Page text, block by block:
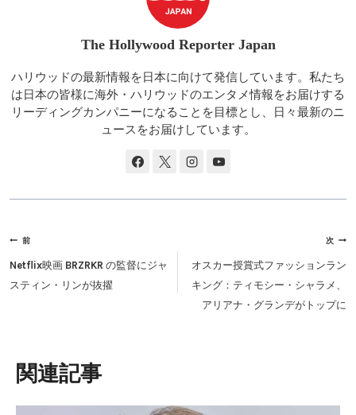
The Hollywood Reporter Japan
ハリウッドの最新情報を日本に向けて発信しています。私たち
は日本の皆様に海外・ハリウッドのエンタメ情報をお届けする
リーディングカンパニーになることを目標とし、日々最新のニ
ュースをお届けしています。
投
稿
ナ
シ
ョ
ン
前
Netflix映画 BRZRKR の監督にジャ
スティン・リンが抜擢
次
オスカー授賞式ファッションラン
キング：ティモシー・シャラメ、
アリアナ・グランデがトップに
類似投稿